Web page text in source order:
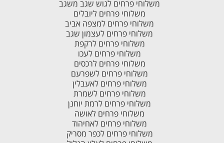
משלוחי פרחים לגוש שגב משגב
משלוחי פרחים ליובלים
משלוחי פרחים למצפה אביב
משלוחי פרחים לעצמון שגב
משלוחי פרחים לרקפת
משלוחי פרחים לעכו
משלוחי פרחים לרכסים
משלוחי פרחים לשפרעם
משלוחי פרחים לאעבלין
משלוחי פרחים לשמרת
משלוחי פרחים לרמת יוחנן
משלוחי פרחים לאושה
משלוחי פרחים לאחיהוד
משלוחי פרחים לכפר מסריק